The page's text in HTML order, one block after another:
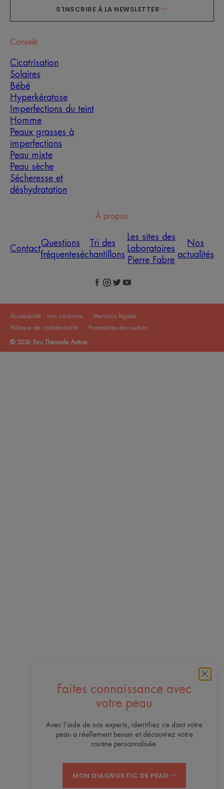
Faites connaissance avec
votre peau
Avec l'aide de nos experts, identifiez ce dont votre
peau a réellement besoin et découvrez votre
routine personnalisée.
MON DIAGNOSTIC DE PEAU
S'INSCRIRE À LA NEWSLETTER
Conseils
Cicatrisation
Solaires
Bébé
Hyperkératose
Imperfections du teint
Homme
Peaux grasses à
imperfections
Peau mixte
Peau sèche
Sécheresse et
déshydratation
À propos
Contact
Questions
fréquentes
Tri des
échantillons
Les sites des
Laboratoires
Pierre Fabre
Nos
actualités
Accessibilité : non conforme
Mentions légales
Politique de confidentialité
Paramètres des cookies
© 2026 Eau Thermale Avène